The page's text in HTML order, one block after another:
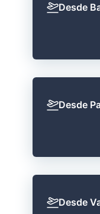
Desde
Desde
Desde